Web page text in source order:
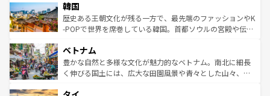
はコンテンツ一覧
いる。アクティビティも充実しており、サーフィンやダイ
ビング、ハイキングなど、アウトドア好きにはたまらな
い。オーストラリアの多彩な魅力を存分に味わいつくそ
参照してほしい。
ン）、静ひつな山岳地帯である台湾東部など、都市の喧騒
と山間の静けさが共存しており、訪れる人に新しい発見と
驚きをもたらしてくれる。また、奥深い台湾の食文化も魅
容にもいいと評判のスイーツなど、バラエティ豊かな料理
が味わえる。 なお、新着の台湾情報は コンテンツ一覧を参
照してほしい。
韓国
歴史ある王朝文化が残る一方で、最先端のファッションやK
-POPで世界を席巻している韓国。首都ソウルの宮殿や伝統
き、地方に足を延ばせば四季折々の自然美を楽しむことが
できる。そして、キムチや焼肉、絶品のストリートフード
まで、さまざまな韓国料理が待っている。夜には、韓国な
リティに包まれながら、韓国の多彩な魅力を心ゆくまで味
ベトナム
豊かな自然と多様な文化が魅力的なベトナム。南北に細長
く伸びる国土には、広大な田園風景や青々とした山々、世